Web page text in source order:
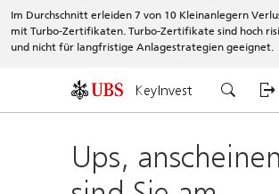
Im Durchschnitt erleiden 7 von 10 Kleinanlegern
mit Turbo-Zertifikaten. Turbo-Zertifikate sind hoch
und nicht für langfristige Anlagestrategien geeignet.
KeyInvest
Ups,